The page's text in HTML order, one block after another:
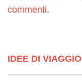
commenti.
IDEE DI VIAGGIO